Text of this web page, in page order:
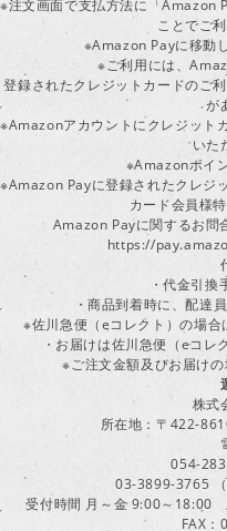
※注文画面で支払方法に「Amazon
ことでご
※Amazon Payに移動
※ご利用には、
登録されたクレジットカードのご
が
※Amazonアカウントにクレジット
いた
※Amazonポイ
※Amazon Payに登録されたクレジ
カード会員様
Amazon Payに関するお問
https://
・代金引換
・商品到着時に、配達
※佐川急便（eコレクト）の場合
・お届けは佐川急便（eコレ
※ご注文金額及びお届けの
株式
所在地：〒422-
054-
03-3899-3765 （
受付時間 月～金 9:00～18:00
FAX